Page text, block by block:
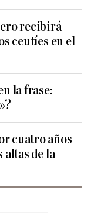
recibirá
ceutíes en el
la frase:
cuatro años
altas de la